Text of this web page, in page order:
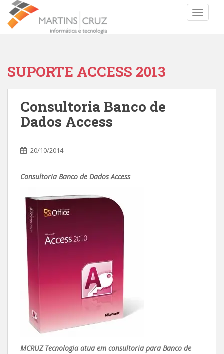
SUPORTE ACCESS 2013
Consultoria Banco de
Dados Access
20/10/2014
Consultoria Banco de Dados Access
MCRUZ Tecnologia atua em consultoria para Banco de